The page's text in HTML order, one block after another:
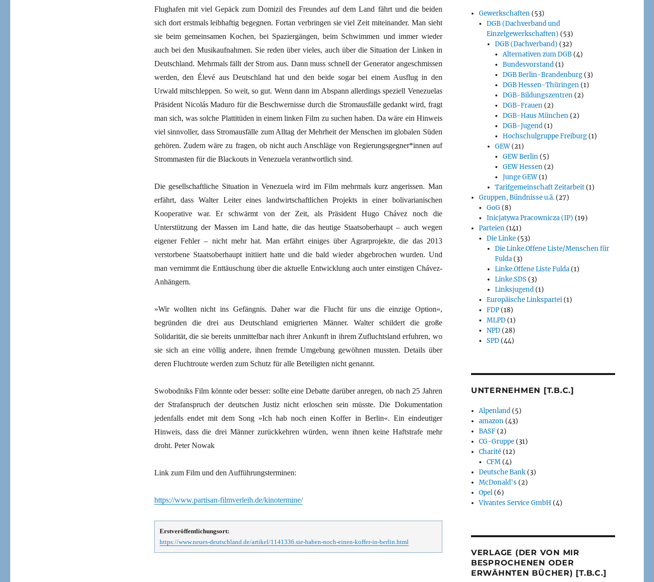
Flughafen mit viel Gepäck zum Domizil des Freundes auf dem Land fährt und die beiden
sich dort erstmals leibhaftig begegnen. Fortan verbringen sie viel Zeit miteinander. Man sieht
sie beim gemeinsamen Kochen, bei Spaziergängen, beim Schwimmen und immer wieder
auch bei den Musikaufnahmen. Sie reden über vieles, auch über die Situation der Linken in
Deutschland. Mehrmals fällt der Strom aus. Dann muss schnell der Generator angeschmissen
werden, den Élevé aus Deutschland hat und den beide sogar bei einem Ausflug in den
Urwald mitschleppen. So weit, so gut. Wenn dann im Abspann allerdings speziell Venezuelas
Präsident Nicolás Maduro für die Beschwernisse durch die Stromausfälle gedankt wird, fragt
man sich, was solche Plattitüden in einem linken Film zu suchen haben. Da wäre ein Hinweis
viel sinnvoller, dass Stromausfälle zum Alltag der Mehrheit der Menschen im globalen Süden
gehören. Zudem wäre zu fragen, ob nicht auch Anschläge von Regierungsgegner*innen auf
Strommasten für die Blackouts in Venezuela verantwortlich sind.
Die gesellschaftliche Situation in Venezuela wird im Film mehrmals kurz angerissen. Man
erfährt, dass Walter Leiter eines landwirtschaftlichen Projekts in einer bolivarianischen
Kooperative war. Er schwärmt von der Zeit, als Präsident Hugo Chávez noch die
Unterstützung der Massen im Land hatte, die das heutige Staatsoberhaupt – auch wegen
eigener Fehler – nicht mehr hat. Man erfährt einiges über Agrarprojekte, die das 2013
verstorbene Staatsoberhaupt initiiert hatte und die bald wieder abgebrochen wurden. Und
man vernimmt die Enttäuschung über die aktuelle Entwicklung auch unter einstigen Chávez-
Anhängern.
»Wir wollten nicht ins Gefängnis. Daher war die Flucht für uns die einzige Option«,
begründen die drei aus Deutschland emigrierten Männer. Walter schildert die große
Solidarität, die sie bereits unmittelbar nach ihrer Ankunft in ihrem Zufluchtsland erfuhren, wo
sie sich an eine völlig andere, ihnen fremde Umgebung gewöhnen mussten. Details über
deren Fluchtroute werden zum Schutz für alle Beteiligten nicht genannt.
Swobodniks Film könnte oder besser: sollte eine Debatte darüber anregen, ob nach 25 Jahren
der Strafanspruch der deutschen Justiz nicht erloschen sein müsste. Die Dokumentation
jedenfalls endet mit dem Song »Ich hab noch einen Koffer in Berlin«. Ein eindeutiger
Hinweis, dass die drei Männer zurückkehren würden, wenn ihnen keine Haftstrafe mehr
droht. Peter Nowak
Link zum Film und den Aufführungsterminen:
https://www.partisan-filmverleih.de/kinotermine/
Erstveröffentlichungsort:
https://www.neues-deutschland.de/artikel/1141336.sie-haben-noch-einen-koffer-in-berlin.html
Gewerkschaften (53)
DGB (Dachverband und
Einzelgewerkschaften) (53)
DGB (Dachverband) (32)
Alternativen zum DGB(4)
Bundesvorstand(1)
DGB Berlin-Brandenburg(3)
DGB Hessen-Thüringen(1)
DGB-Bildungszentren(2)
DGB-Frauen(2)
DGB-Haus München(2)
DGB-Jugend(1)
Hochschulgruppe Freiburg(1)
GEW(21)
GEW Berlin(5)
GEW Hessen(2)
Junge GEW(1)
Tarifgemeinschaft Zeitarbeit(1)
Gruppen, Bündnisse u.ä. (27)
GoG (8)
Inicjatywa Pracownicza (IP) (19)
Parteien (141)
Die Linke (53)
Die Linke.Offene Liste/Menschen für
Fulda(3)
Linke.Offene Liste Fulda(1)
Linke.SDS(3)
Linksjugend(1)
Europäische Linkspartei (1)
FDP (18)
MLPD (1)
NPD (28)
SPD (44)
UNTERNEHMEN [T.B.C.]
Alpenland (5)
amazon (43)
BASF (2)
CG-Gruppe (31)
Charité (12)
CFM (4)
Deutsche Bank (3)
McDonald's (2)
Opel (6)
Vivantes Service GmbH (4)
VERLAGE (DER VON MIR
BESPROCHENEN ODER
ERWÄHNTEN BÜCHER) [T.B.C.]